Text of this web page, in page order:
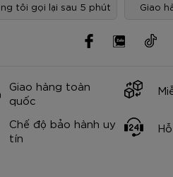
Zocker
Zocker
Zocker
size 5 Zocker
Môn Zocker
tôi gọi lại sau 5 phút Giao
Giao hàng toàn
quốc
Chế độ bảo hành uy
tín